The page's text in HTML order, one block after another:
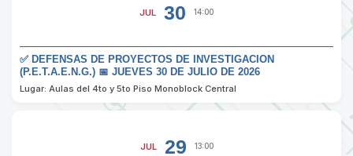
JUL 30 14:00
✅ DEFENSAS DE PROYECTOS DE INVESTIGACION
(P.E.T.A.E.N.G.) 📅 JUEVES 30 DE JULIO DE 2026
Lugar: Aulas del 4to y 5to Piso Monoblock Central
JUL 29 13:00